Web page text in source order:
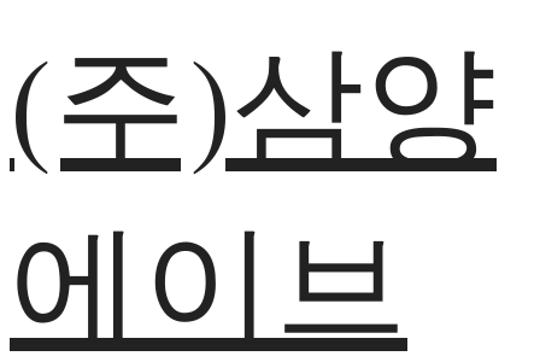
(주)삼양
에이브